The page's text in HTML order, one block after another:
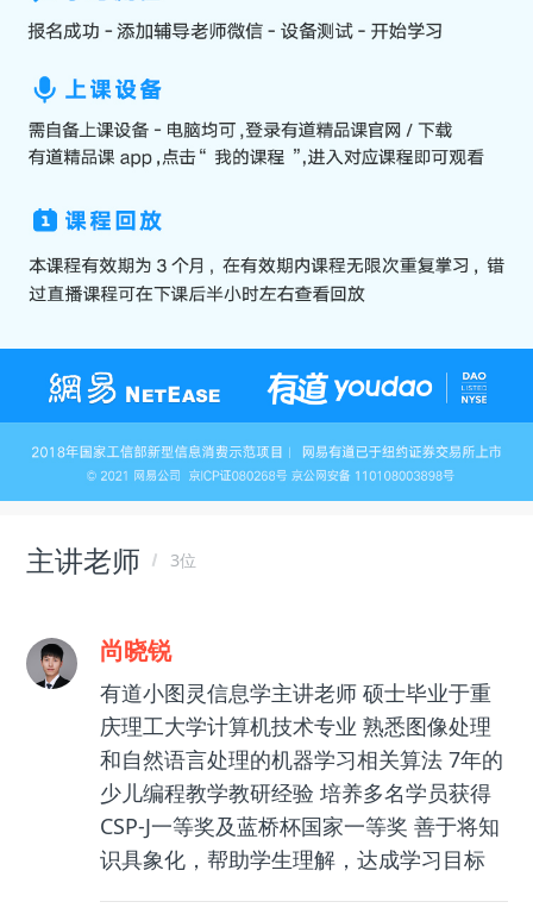
主讲老师 3位
尚晓锐
有道小图灵信息学主讲老师 硕士毕业于重
庆理工大学计算机技术专业 熟悉图像处理
和自然语言处理的机器学习相关算法 7年的
少儿编程教学教研经验 培养多名学员获得
CSP-J一等奖及蓝桥杯国家一等奖 善于将知
识具象化，帮助学生理解，达成学习目标